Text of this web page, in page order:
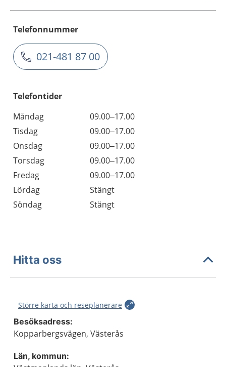
Telefonnummer
021-481 87 00
Telefontider
Måndag
09.00–17.00
Tisdag
09.00–17.00
Onsdag
09.00–17.00
Torsdag
09.00–17.00
Fredag
09.00–17.00
Lördag
Stängt
Söndag
Stängt
Hitta oss
Större karta och reseplanerare
Besöksadress:
Kopparbergsvägen, Västerås
Län, kommun: